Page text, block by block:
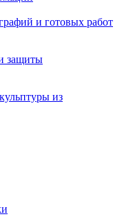
и готовых работ
защиты
из